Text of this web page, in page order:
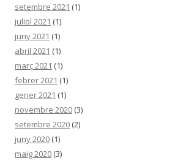
setembre 2021 (1)
juliol 2021 (1)
juny 2021 (1)
abril 2021 (1)
març 2021 (1)
febrer 2021 (1)
gener 2021 (1)
novembre 2020 (3)
setembre 2020 (2)
juny 2020 (1)
maig 2020 (3)